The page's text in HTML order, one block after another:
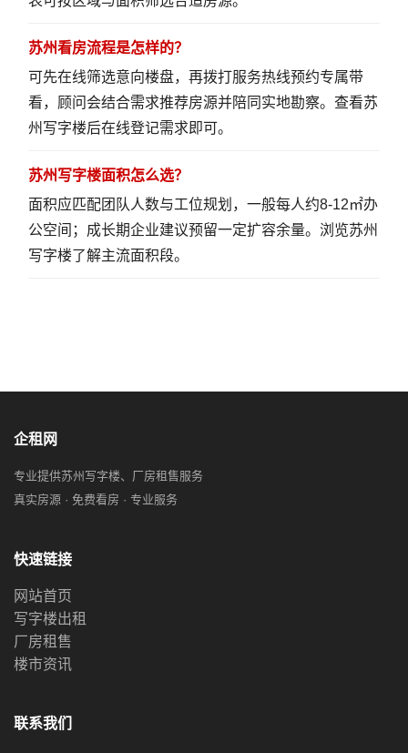
苏州看房流程是怎样的？
可先在线筛选意向楼盘，再拨打服务热线预约专属带
看，顾问会结合需求推荐房源并陪同实地勘察。 查看苏
州写字楼后在线登记需求即可。
苏州写字楼面积怎么选？
面积应匹配团队人数与工位规划，一般每人约8-12㎡办
公空间；成长期企业建议预留一定扩容余量。 浏览苏州
写字楼了解主流面积段。
企租网
专业提供苏州写字楼、厂房租售服务
真实房源 · 免费看房 · 专业服务
快速链接
网站首页
写字楼出租
厂房租售
楼市资讯
联系我们